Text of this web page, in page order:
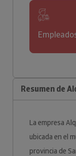
Resumen de
La empresa
ubicada en el
provincia de